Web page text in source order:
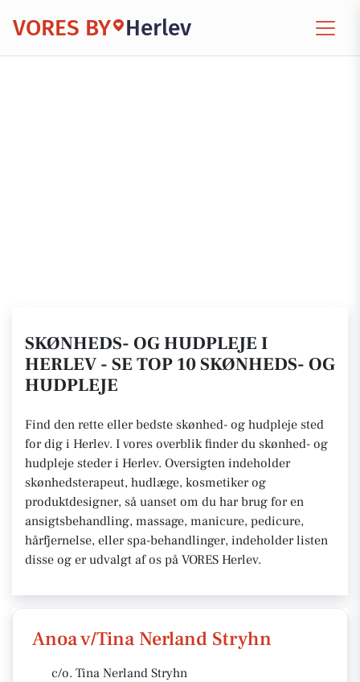
VORES BY Herlev
SKØNHEDS- OG HUDPLEJE I
HERLEV - SE TOP 10 SKØNHEDS- OG
HUDPLEJE
Find den rette eller bedste skønhed- og hudpleje sted
for dig i Herlev. I vores overblik finder du skønhed- og
hudpleje steder i Herlev. Oversigten indeholder
skønhedsterapeut, hudlæge, kosmetiker og
produktdesigner, så uanset om du har brug for en
ansigtsbehandling, massage, manicure, pedicure,
hårfjernelse, eller spa-behandlinger, indeholder listen
disse og er udvalgt af os på VORES Herlev.
Anoa v/Tina Nerland Stryhn
c/o. Tina Nerland Stryhn